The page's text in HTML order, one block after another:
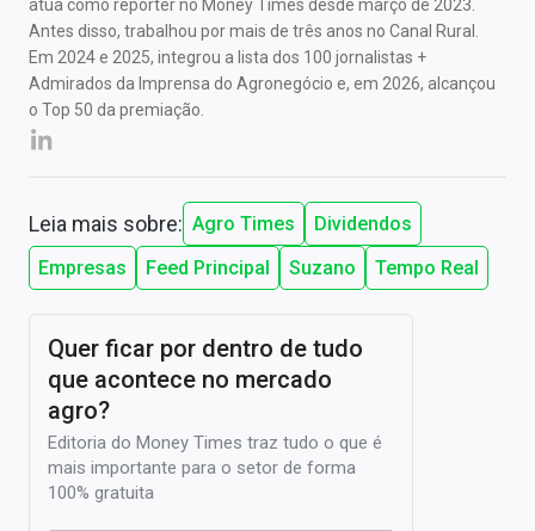
atua como repórter no Money Times desde março de 2023.
Antes disso, trabalhou por mais de três anos no Canal Rural.
Em 2024 e 2025, integrou a lista dos 100 jornalistas +
Admirados da Imprensa do Agronegócio e, em 2026, alcançou
o Top 50 da premiação.
Leia mais sobre: Agro Times
Dividendos
Empresas
Feed Principal Suzano Tempo Real
Quer ficar por dentro de tudo
que acontece no mercado
agro?
Editoria do Money Times traz tudo o que é
mais importante para o setor de forma
100% gratuita